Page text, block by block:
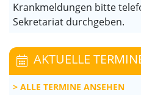
Krankmeldungen bitte
Sekretariat durchgeben.
AKTUELLE
ALLE TERMINE ANSEHEN